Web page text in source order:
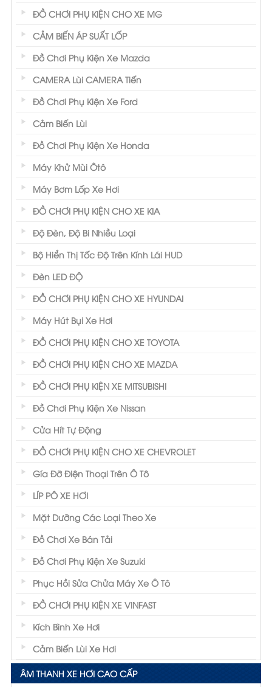
ĐỒ CHƠI PHỤ KIỆN CHO XE MG
CẢM BIẾN ÁP SUẤT LỐP
Đồ Chơi Phụ Kiện Xe Mazda
CAMERA Lùi CAMERA Tiến
Đồ Chơi Phụ Kiện Xe Ford
Cảm Biến Lùi
Đồ Chơi Phụ Kiện Xe Honda
Máy Khử Mùi Ôtô
Máy Bơm Lốp Xe Hơi
ĐỒ CHƠI PHỤ KIỆN CHO XE KIA
Độ Đèn, Độ Bi Nhiều Loại
Bộ Hiển Thị Tốc Độ Trên Kính Lái HUD
Đèn LED ĐỘ
ĐỒ CHƠI PHỤ KIỆN CHO XE HYUNDAI
Máy Hút Bụi Xe Hơi
ĐỒ CHƠI PHỤ KIỆN CHO XE TOYOTA
ĐỒ CHƠI PHỤ KIỆN CHO XE MAZDA
ĐỒ CHƠI PHỤ KIỆN XE MITSUBISHI
Đồ Chơi Phụ Kiện Xe Nissan
Cửa Hít Tự Động
ĐỒ CHƠI PHỤ KIỆN CHO XE CHEVROLET
Gía Đỡ Điện Thoại Trên Ô Tô
LÍP PÔ XE HƠI
Mặt Dưỡng Các Loại Theo Xe
Đồ Chơi Xe Bán Tải
Đồ Chơi Phụ Kiện Xe Suzuki
Phục Hồi Sửa Chửa Máy Xe Ô Tô
ĐỒ CHƠI PHỤ KIỆN XE VINFAST
Kích Bình Xe Hơi
Cảm Biến Lùi Xe Hơi
ÂM THANH XE HƠI CAO CẤP